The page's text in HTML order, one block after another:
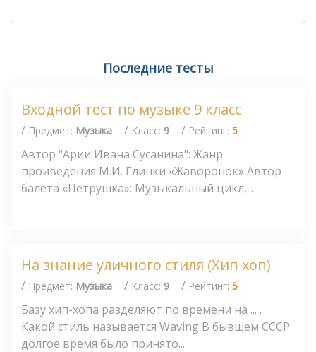
Последние тесты
Входной тест по музыке 9 класс
/ Предмет: Музыка / Класс: 9 / Рейтинг: 5
Автор "Арии Ивана Сусанина": Жанр
проиведения М.И. Глинки «Жаворонок» Автор
балета «Петрушка»: Музыкальный цикл,...
На знание уличного стиля (Хип хоп)
/ Предмет: Музыка / Класс: 9 / Рейтинг: 5
Базу хип-хопа разделяют по времени на ... .
Какой стиль называется Waving В бывшем СССР
долгое время было принято...